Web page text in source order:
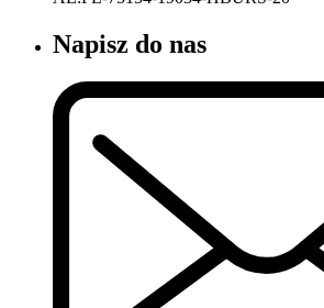
Napisz do nas